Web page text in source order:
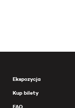
Ekspozycja
Kup bilety
FAQ